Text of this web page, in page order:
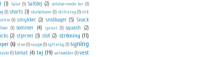
(3) Salat (1) Saltdej (2) selvtørrende ler (1)
(1) shorts (3) skabeloner (1) skiltning (1) slik
(1) smykker (2) småkager (5) Snack
(1) sommer (4) spinat (1) squash
(2)
(2) stjerner (3) stof (2) strikning (11)
(6) stue(1)suppe(1)syltning (1)syning
tavle(1)tomat (4) tøj (19) valnødder(1)vest